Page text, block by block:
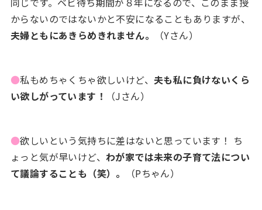
からないのではないかと不安になることもありますが、
夫婦ともにあきらめきれません。
（Yさん）
●私もめちゃくちゃ欲しいけど、 夫も私に負けないくら
い欲しがっています！
（Jさん）
●欲しいという気持ちに差はないと思っています！ ち
ょっと気が早いけど、 わが家では未来の子育て法につい
て議論することも（笑）。
（Pちゃん）